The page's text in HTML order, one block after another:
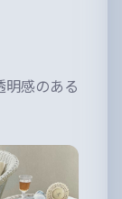
感のある